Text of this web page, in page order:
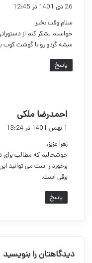
ت
:
26 دی 1401 در 12:45
سلام وقت بخیر
خواستم تشکر کنم از
میشه گردو رو با گوشت کوب
پاسخ
احمدرضا ملکی
1 بهمن 1401 در 13:24
زهرا عزیز،
خوشحالیم که مطالب برای
برخوردار است می توانید
برقی است.
پاسخ
دیدگاهتان را بنویسید